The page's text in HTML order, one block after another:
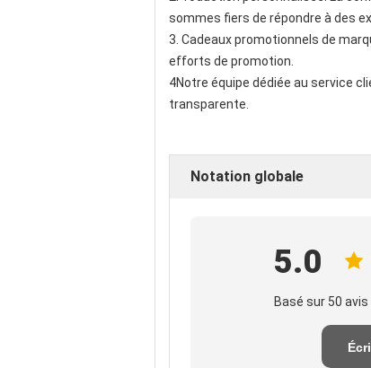
sommes fiers de répondre à des
3. Cadeaux promotionnels de
efforts de promotion.
4Notre équipe dédiée au service
transparente.
Notation globale
5.0
Basé sur 50